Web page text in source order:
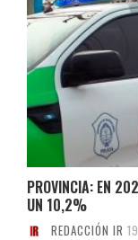
PROVINCIA: EN
UN 10,2%
REDACCIÓN IR